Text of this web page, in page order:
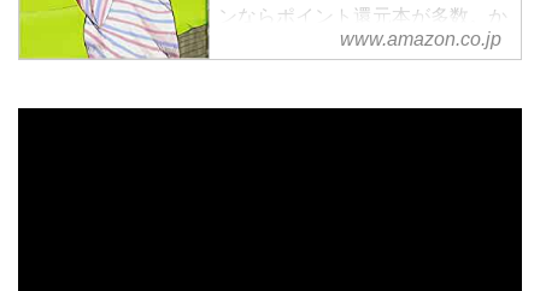
ンならポイント還元本が多数。か
わさき健, 古沢優作品ほか、お急
www.amazon.co.jp